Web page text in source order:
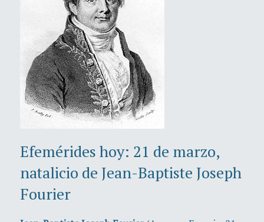
Efemérides hoy: 21 de marzo,
natalicio de Jean-Baptiste Joseph
Fourier